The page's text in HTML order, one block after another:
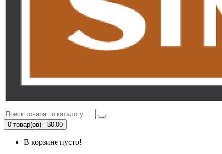
0 товар(ов) - $0.00
В корзине пусто!